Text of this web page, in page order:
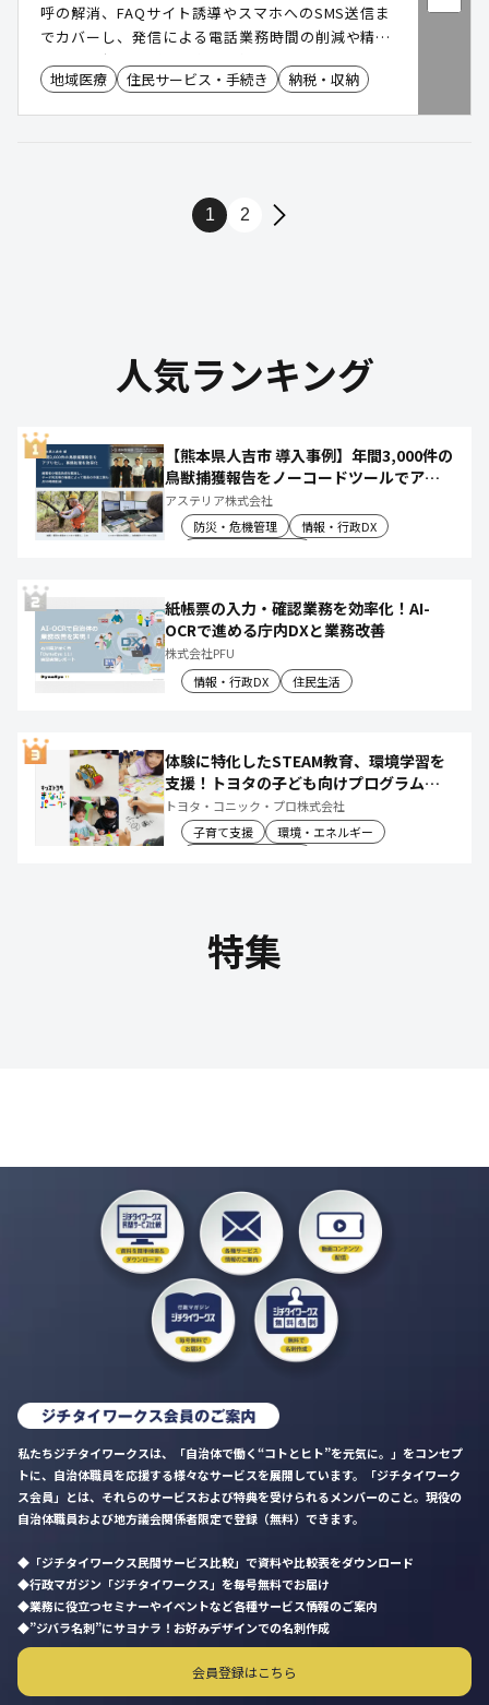
呼の解消、FAQサイト誘導やスマホへのSMS送信ま
でカバーし、発信による電話業務時間の削減や精神
的負担の軽減など、現実的な使える自動音声サービ
スです。
地域医療 住民サービス・手続き 納税・収納
1 2
人気ランキング
【熊本県人吉市 導入事例】年間3,000件の
鳥獣捕獲報告をノーコードツールでアプ
リ化し、月50時間の庁内作業を削減
アステリア株式会社
防災・危機管理
情報・行政DX
紙帳票の入力・確認業務を効率化！AI-
OCRで進める庁内DXと業務改善
株式会社PFU
情報・行政DX
住民生活
体験に特化したSTEAM教育、環境学習を
支援！トヨタの子ども向けプログラムで
社会や将来について楽しく学べる体験機
会を創出
トヨタ・コニック・プロ株式会社
子育て支援
環境・エネルギー
特集
私たちジチタイワークスは、「自治体で働く“コトとヒト”を元気に。」をコンセプ
トに、自治体職員を応援する様々なサービスを展開しています。「ジチタイワーク
ス会員」とは、それらのサービスおよび特典を受けられるメンバーのこと。現役の
自治体職員および地方議会関係者限定で登録（無料）できます。
「ジチタイワークス民間サービス比較」で資料や比較表をダウンロード
行政マガジン「ジチタイワークス」を毎号無料でお届け
業務に役立つセミナーやイベントなど各種サービス情報のご案内
”ジバラ名刺”にサヨナラ！お好みデザインでの名刺作成
会員登録はこちら